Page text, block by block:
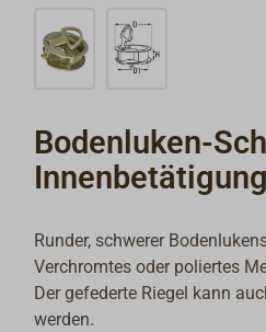
Bodenluken-
Innenbetätigung
Runder, schwerer
Verchromtes oder poliertes
Der gefederte Riegel kann
werden.